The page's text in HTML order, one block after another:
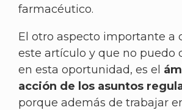
farmacéutico.
El otro aspecto importante a
este artículo y que no puedo
en esta oportunidad, es el
acción de los asuntos
porque además de trabajar